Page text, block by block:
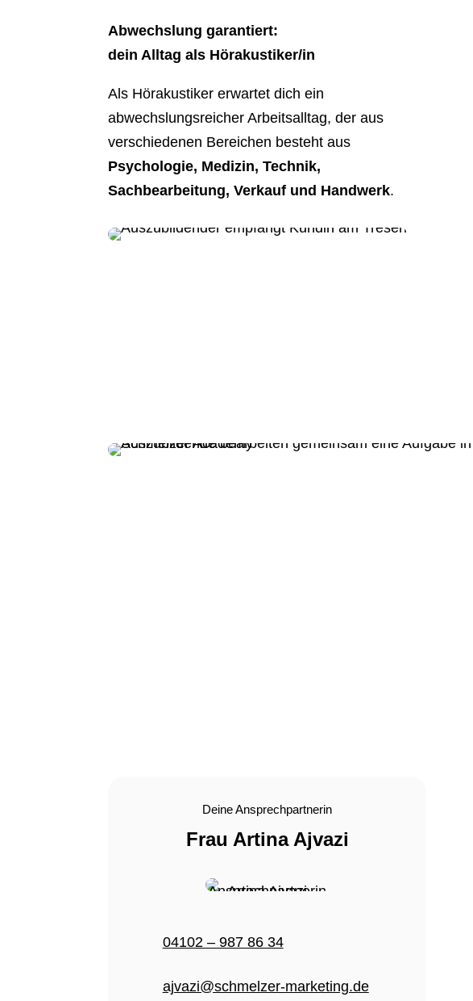
Abwechslung garantiert:
dein Alltag als Hörakustiker/in
Als Hörakustiker erwartet dich ein
abwechslungsreicher Arbeitsalltag, der aus
verschiedenen Bereichen besteht aus
Psychologie, Medizin, Technik,
Sachbearbeitung, Verkauf und Handwerk.
Deine Ansprechpartnerin
Frau Artina Ajvazi
04102 – 987 86 34
ajvazi@schmelzer-marketing.de